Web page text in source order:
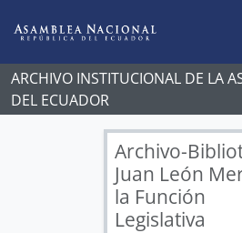
ARCHIVO INSTITUCIONAL DE LA
DEL ECUADOR
Archivo-
Juan León
la Función
Legislativa